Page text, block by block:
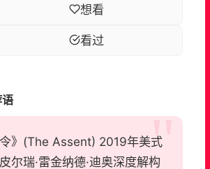
想看
看过
令》(The Assent) 2019年美式
尔瑞·雷金纳德·迪奥深度解构